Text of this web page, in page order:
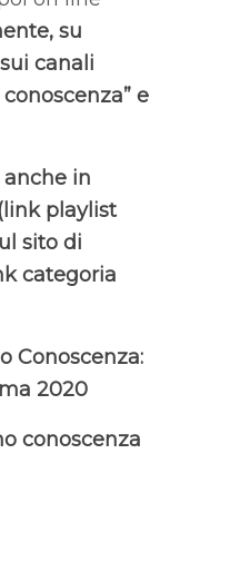
su
canali
” e
in
playlist
sito di
categoria
Conoscenza:
2020
conoscenza